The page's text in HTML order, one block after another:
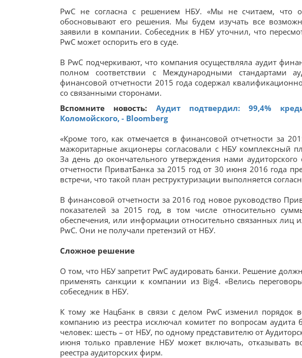
PwC не согласна с решением НБУ. «Мы не считаем, что
обосновывают его решения. Мы будем изучать все
заявили в компании. Собеседник в НБУ уточнил, что
PwC может оспорить его в суде.
В PwC подчеркивают, что компания осуществляла аудит
полном соответствии с Международными стандартами
финансовой отчетности 2015 года содержал
со связанными сторонами.
Вспомните новость: Аудит подтвердил: 99,4%
Коломойского, - Bloomberg
«Кроме того, как отмечается в финансовой отчетности за
мажоритарные акционеры согласовали с НБУ комплексный
За день до окончательного утверждения нами
отчетности ПриватБанка за 2015 год от 30 июня 2016 года
встречи, что такой план реструктуризации выполняется
В финансовой отчетности за 2016 год новое руководство
показателей за 2015 год, в том числе относительно
обеспечения, или информации относительно связанных лиц
PwC. Они не получали претензий от НБУ.
Сложное решение
О том, что НБУ запретит PwC аудировать банки. Решение
применять санкции к компании из Big4. «Велись
собеседник в НБУ.
К тому же Нацбанк в связи с делом PwC изменил порядок
компанию из реестра исключал комитет по вопросам аудита
человек: шесть – от НБУ, по одному представителю от
июня только правление НБУ может включать, отказывать
реестра аудиторских фирм.